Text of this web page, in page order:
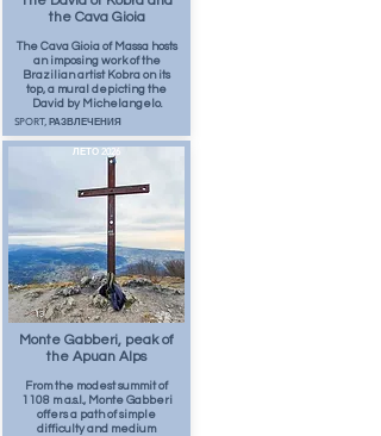
the Cava Gioia
The Cava Gioia of Massa hosts
an imposing work of the
Brazilian artist Kobra on its
top, a mural depicting the
David by Michelangelo.
SPORT, РАЗВЛЕЧЕНИЯ
ЛЕТО 2026
апр.
19
Monte Gabberi, peak of
the Apuan Alps
From the modest summit of
1108 m a.s.l., Monte Gabberi
offers a path of simple
difficulty and medium